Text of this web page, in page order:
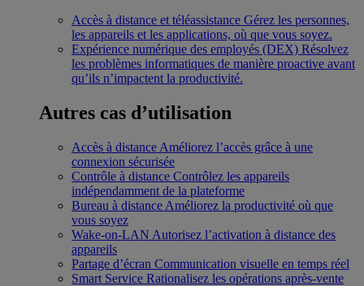
Accès à distance et téléassistance Gérez les personnes,
les appareils et les applications, où que vous soyez.
Expérience numérique des employés (DEX) Résolvez
les problèmes informatiques de manière proactive avant
qu’ils n’impactent la productivité.
Autres cas d’utilisation
Accès à distance Améliorez l’accès grâce à une
connexion sécurisée
Contrôle à distance Contrôlez les appareils
indépendamment de la plateforme
Bureau à distance Améliorez la productivité où que
vous soyez
Wake-on-LAN Autorisez l’activation à distance des
appareils
Partage d’écran Communication visuelle en temps réel
Smart Service Rationalisez les opérations après-vente